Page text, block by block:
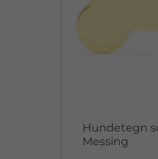
Hundetegn
Messing